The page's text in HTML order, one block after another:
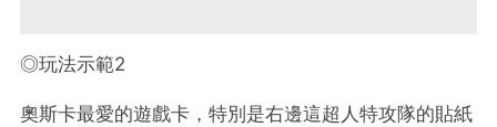
◎玩法示範2
奧斯卡最愛的遊戲卡，特別是右邊這超人特攻隊的貼紙